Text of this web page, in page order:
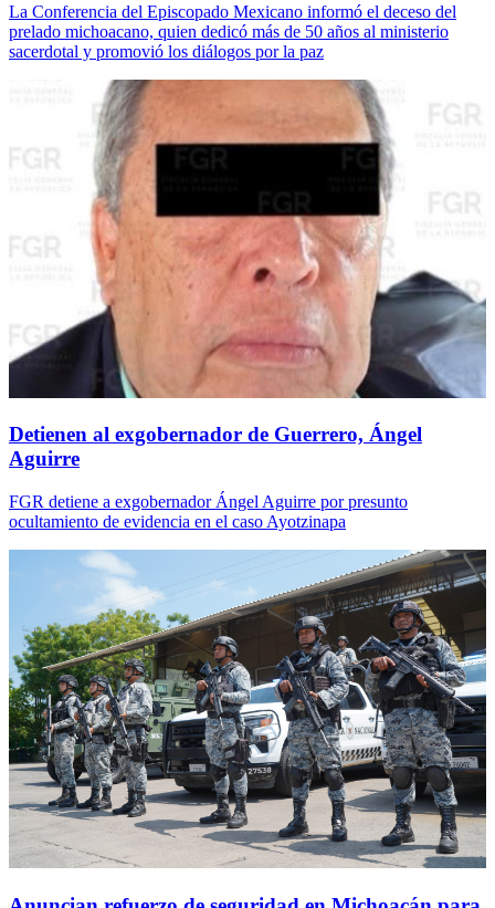
La Conferencia del Episcopado Mexicano informó el deceso del
prelado michoacano, quien dedicó más de 50 años al ministerio
sacerdotal y promovió los diálogos por la paz
Detienen al exgobernador de Guerrero, Ángel
Aguirre
FGR detiene a exgobernador Ángel Aguirre por presunto
ocultamiento de evidencia en el caso Ayotzinapa